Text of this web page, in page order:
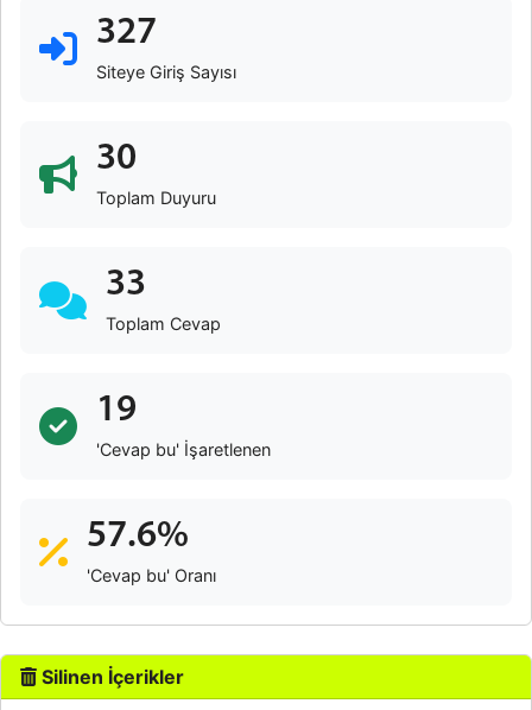
327
Siteye Giriş Sayısı
30
Toplam Duyuru
33
Toplam Cevap
19
'Cevap bu' İşaretlenen
57.6%
'Cevap bu' Oranı
Silinen İçerikler